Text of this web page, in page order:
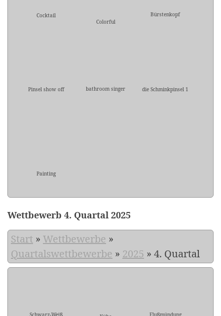
Cocktail
Colorful
Bürstenkopf
Pinsel show off bathroom singer die Schminkpinsel 1
Painting
Wettbewerb 4. Quartal 2025
Start » Wettbewerbe »
Quartalswettbewerbe » 2025 » 4. Quartal